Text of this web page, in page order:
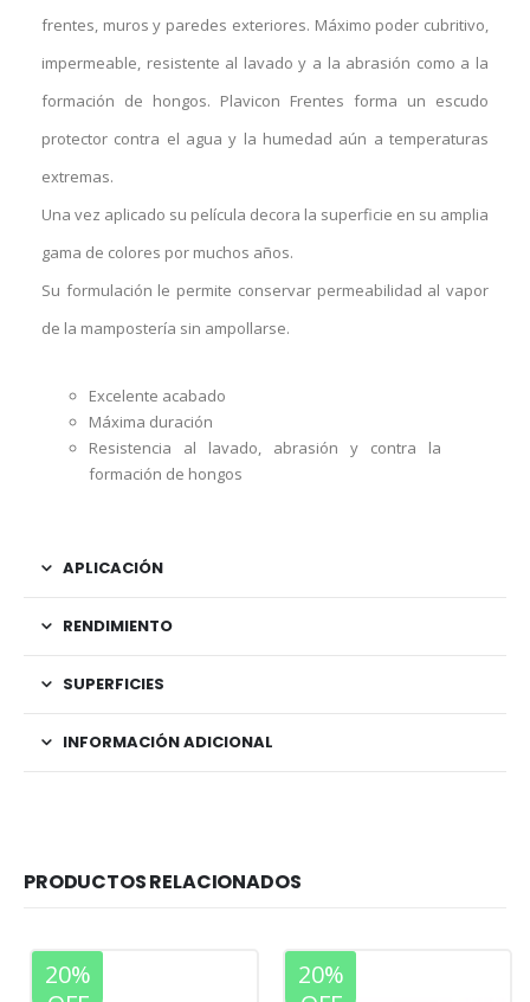
frentes, muros y paredes exteriores. Máximo poder cubritivo,
impermeable, resistente al lavado y a la abrasión como a la
formación de hongos. Plavicon Frentes forma un escudo
protector contra el agua y la humedad aún a temperaturas
extremas.
Una vez aplicado su película decora la superficie en su amplia
gama de colores por muchos años.
Su formulación le permite conservar permeabilidad al vapor
de la mampostería sin ampollarse.
Excelente acabado
Máxima duración
Resistencia al lavado, abrasión y contra la
formación de hongos
APLICACIÓN
RENDIMIENTO
SUPERFICIES
INFORMACIÓN ADICIONAL
PRODUCTOS RELACIONADOS
20%
20%